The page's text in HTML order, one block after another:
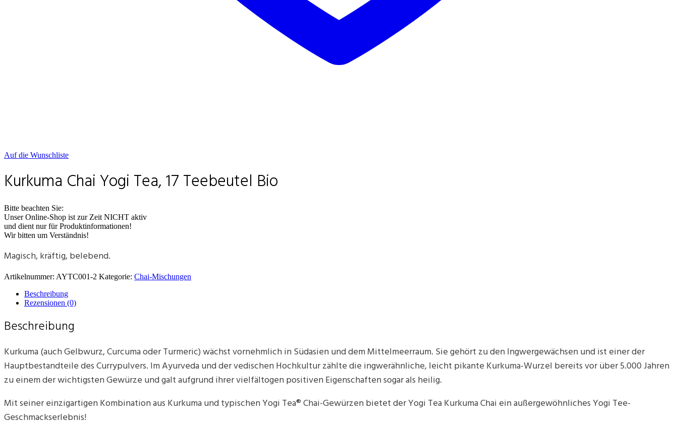
Auf die Wunschliste
Kurkuma Chai Yogi Tea, 17 Teebeutel Bio
Bitte beachten Sie:
Unser Online-Shop ist zur Zeit NICHT aktiv
und dient nur für Produktinformationen!
Wir bitten um Verständnis!
Magisch, kräftig, belebend.
Artikelnummer: AYTC001-2 Kategorie: Chai-Mischungen
Beschreibung
Rezensionen (0)
Beschreibung
Kurkuma (auch Gelbwurz, Curcuma oder Turmeric) wächst vornehmlich in Südasien und dem Mittelmeerraum. Sie gehört zu den Ingwergewächsen und ist einer der
Hauptbestandteile des Currypulvers. Im Ayurveda und der vedischen Hochkultur zählte die ingwerähnliche, leicht pikante Kurkuma-Wurzel bereits vor über 5.000 Jahren
zu einem der wichtigsten Gewürze und galt aufgrund ihrer vielfältogen positiven Eigenschaften sogar als heilig.
Mit seiner einzigartigen Kombination aus Kurkuma und typischen Yogi Tea® Chai-Gewürzen bietet der Yogi Tea Kurkuma Chai ein außergewöhnliches Yogi Tee-
Geschmackserlebnis!